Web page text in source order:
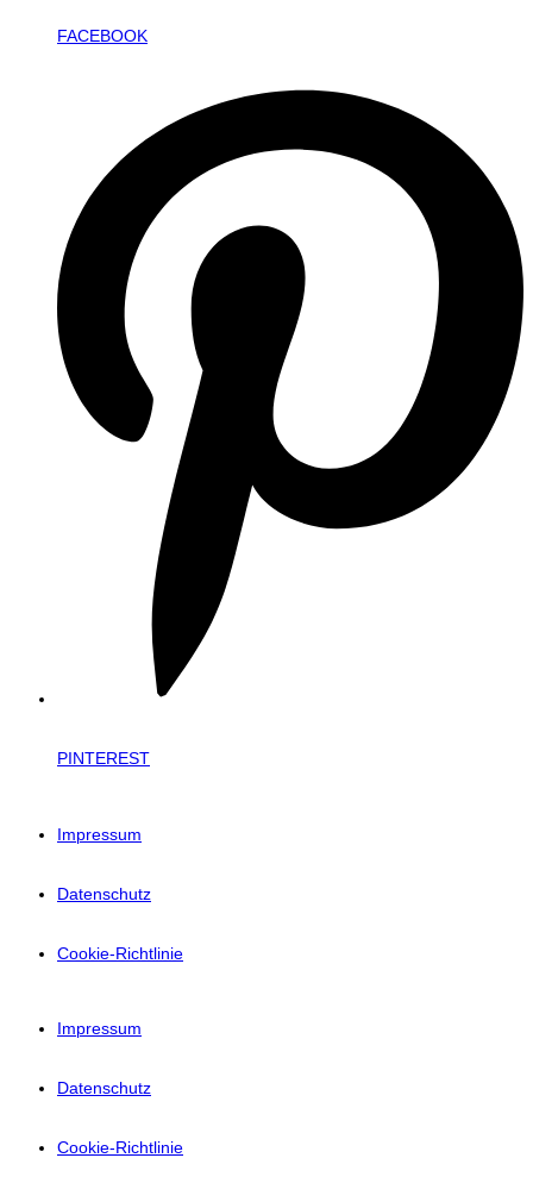
FACEBOOK
PINTEREST
Impressum
Datenschutz
Cookie-Richtlinie
Impressum
Datenschutz
Cookie-Richtlinie